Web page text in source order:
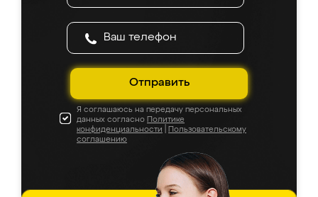
Отправить
Я соглашаюсь на передачу персональных
данных согласно Политике
конфиденциальности
Пользовательскому
соглашению